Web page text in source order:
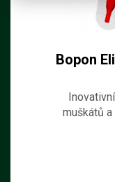
Bopon
muškátů
aplikátor
dobu
a